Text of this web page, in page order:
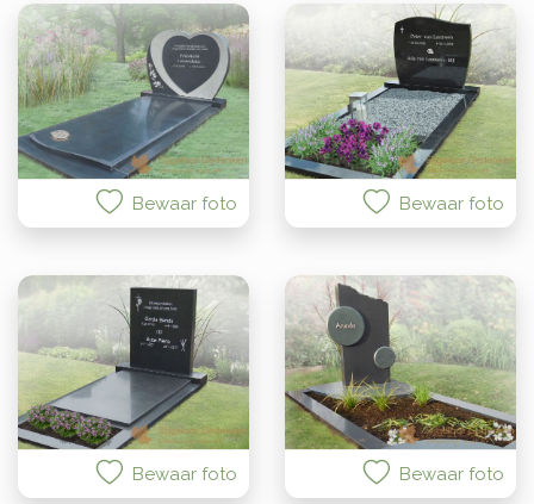
Bewaar foto Bewaar foto
Bewaar foto Bewaar foto